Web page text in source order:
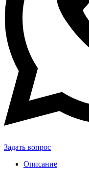
Задать вопрос
Описание